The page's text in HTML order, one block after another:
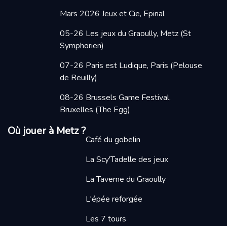
Mars 2026 Jeux et Cie, Epinal
05-26 Les jeux du Graoully, Metz(St
Symphorien)
07-26 Paris est Ludique, Paris (Pelouse
de Reuilly)
08-26 Brussels Game Festival,
Bruxelles (The Egg)
Où jouer à Metz ?
Café du gobelin
La Scy'Tadelle des jeux
La Taverne du Graoully
L'épée reforgée
Les 7 tours